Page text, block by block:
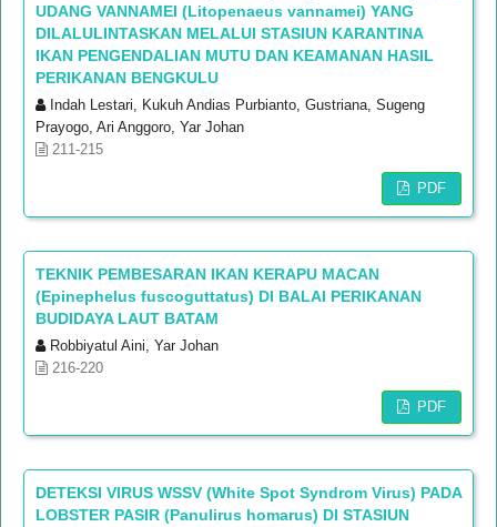
UDANG VANNAMEI (Litopenaeus vannamei) YANG
DILALULINTASKAN MELALUI STASIUN KARANTINA
IKAN PENGENDALIAN MUTU DAN KEAMANAN HASIL
PERIKANAN BENGKULU
Indah Lestari, Kukuh Andias Purbianto, Gustriana, Sugeng
Prayogo, Ari Anggoro, Yar Johan
211-215
PDF
TEKNIK PEMBESARAN IKAN KERAPU MACAN
(Epinephelus fuscoguttatus) DI BALAI PERIKANAN
BUDIDAYA LAUT BATAM
Robbiyatul Aini, Yar Johan
216-220
PDF
DETEKSI VIRUS WSSV (White Spot Syndrom Virus) PADA
LOBSTER PASIR (Panulirus homarus) DI STASIUN